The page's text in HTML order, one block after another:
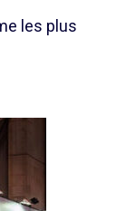
les plus